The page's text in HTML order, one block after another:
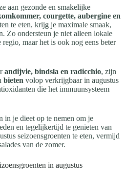
aan gezonde en smakelijke
courgette, aubergine en
te eten, krijg je maximale smaak,
Zo ondersteun je niet alleen lokale
maar het is ook nog eens beter
andijvie, bindsla en radicchio, zijn
bieten volop verkrijgbaar in augustus
die het immuunsysteem
in je dieet op te nemen om je
en tegelijkertijd te genieten van
seizoensgroenten te eten, vermijd
van de zomer.
in augustus